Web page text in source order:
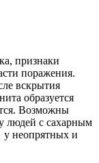
признаки
поражения.
вскрытия
образуется
Возможны
людей с сахарным
неопрятных и